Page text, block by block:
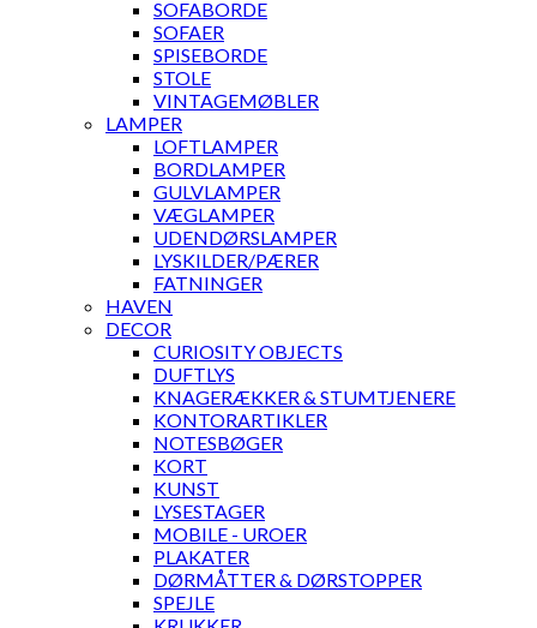
SOFABORDE
SOFAER
SPISEBORDE
STOLE
VINTAGEMØBLER
LAMPER
LOFTLAMPER
BORDLAMPER
GULVLAMPER
VÆGLAMPER
UDENDØRSLAMPER
LYSKILDER/PÆRER
FATNINGER
HAVEN
DECOR
CURIOSITY OBJECTS
DUFTLYS
KNAGERÆKKER & STUMTJENERE
KONTORARTIKLER
NOTESBØGER
KORT
KUNST
LYSESTAGER
MOBILE - UROER
PLAKATER
DØRMÅTTER & DØRSTOPPER
SPEJLE